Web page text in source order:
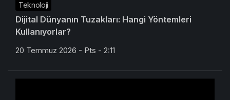
Teknoloji
Dijital Dünyanın Tuzakları: Hangi Yöntemleri
Kullanıyorlar?
20 Temmuz 2026 - Pts - 2:11